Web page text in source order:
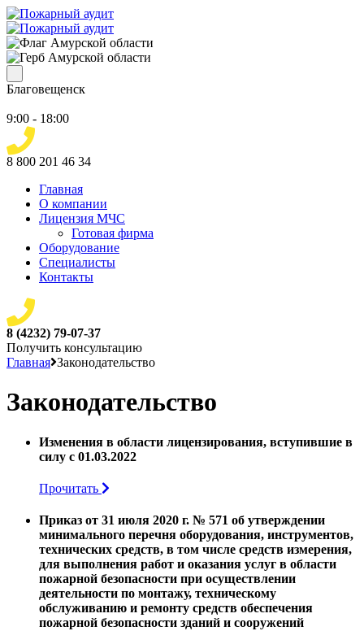
Благовещенск
9:00 - 18:00
8 800 201 46 34
Главная
О компании
Лицензия МЧС
Готовая фирма
Оборудование
Специалисты
Контакты
8 (4232) 79-07-37
Получить консультацию
Главная Законодательство
Законодательство
Изменения в области лицензирования, вступившие в
силу с 01.03.2022
Прочитать
Приказ от 31 июля 2020 г. № 571 об утверждении
минимального перечня оборудования, инструментов,
технических средств, в том числе средств измерения,
для выполнения работ и оказания услуг в области
пожарной безопасности при осуществлении
деятельности по монтажу, техническому
обслуживанию и ремонту средств обеспечения
пожарной безопасности зданий и сооружений